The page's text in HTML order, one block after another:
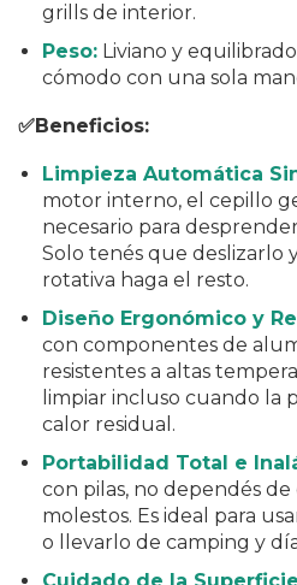
grills de interior.
Peso: Liviano y
cómodo con una sola
✅Beneficios:
Limpieza Automática
motor interno, el cepillo
necesario para
Solo tenés que deslizarlo
rotativa haga el resto.
Diseño Ergonómico y
con componentes de
resistentes a altas
limpiar incluso cuando la
calor residual.
Portabilidad Total e
con pilas, no dependés
molestos. Es ideal para
o llevarlo de camping y